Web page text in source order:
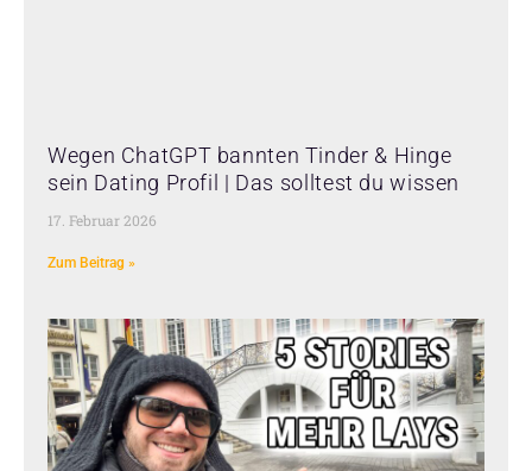
Wegen ChatGPT bannten Tinder & Hinge
sein Dating Profil | Das solltest du wissen
17. Februar 2026
Zum Beitrag »